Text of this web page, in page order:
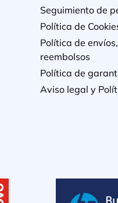
Seguimiento de
Política de
Política de
reembolsos
Política de
Aviso legal y